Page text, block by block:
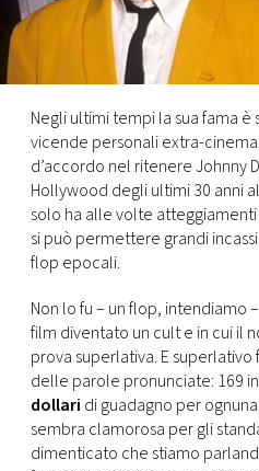
PRINCIPATO
DI
MONACO
RMC
CONSIGLIA
Negli ultimi tempi la sua fama è
vicende personali extra-
d’accordo nel ritenere Johnny
Hollywood degli ultimi 30 anni
solo ha alle volte
si può permettere grandi
flop epocali.
Non lo fu – un flop, intendiamo
film diventato un cult e in cui il
prova superlativa. E
delle parole pronunciate: 169
dollari di guadagno per
sembra clamorosa per gli
dimenticato che stiamo